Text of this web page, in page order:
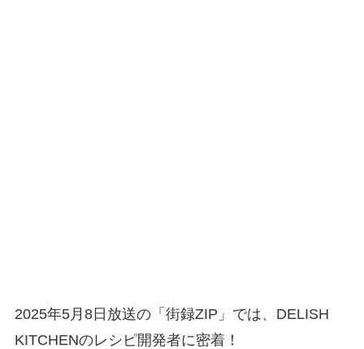
2025年5月8日放送の「街録ZIP」では、DELISH
KITCHENのレシピ開発者に密着！